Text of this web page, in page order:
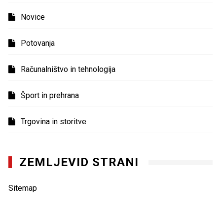
Novice
Potovanja
Računalništvo in tehnologija
Šport in prehrana
Trgovina in storitve
ZEMLJEVID STRANI
Sitemap